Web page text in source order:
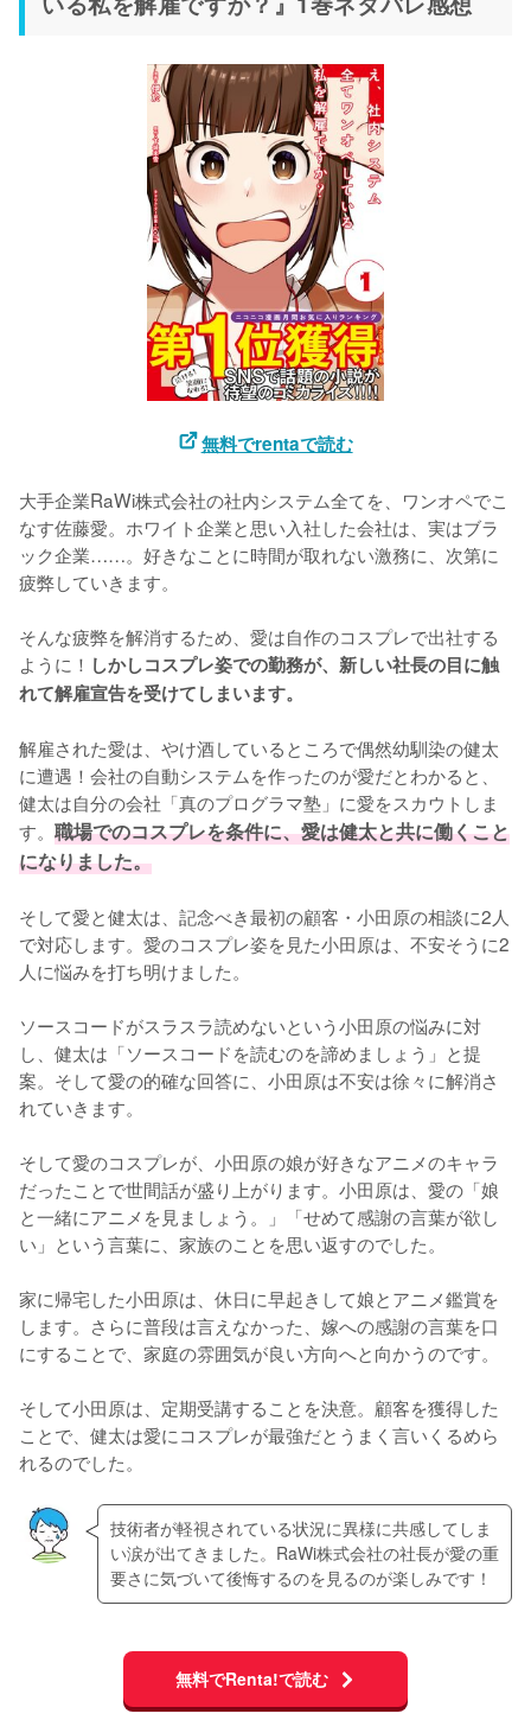
無料でrentaで読む
大手企業RaWi株式会社の社内システム全てを、ワンオペでこ
なす佐藤愛。ホワイト企業と思い入社した会社は、実はブラ
ック企業……。好きなことに時間が取れない激務に、次第に
疲弊していきます。
そんな疲弊を解消するため、愛は自作のコスプレで出社する
ように！ しかしコスプレ姿での勤務が、新しい社長の目に触
れて解雇宣告を受けてしまいます。
解雇された愛は、やけ酒しているところで偶然幼馴染の健太
に遭遇！会社の自動システムを作ったのが愛だとわかると、
健太は自分の会社「真のプログラマ塾」に愛をスカウトしま
す。 職場でのコスプレを条件に、愛は健太と共に働くこと
になりました。
そして愛と健太は、記念べき最初の顧客・小田原の相談に2人
で対応します。愛のコスプレ姿を見た小田原は、不安そうに2
人に悩みを打ち明けました。
ソースコードがスラスラ読めないという小田原の悩みに対
し、健太は「ソースコードを読むのを諦めましょう」と提
案。そして愛の的確な回答に、小田原は不安は徐々に解消さ
れていきます。
そして愛のコスプレが、小田原の娘が好きなアニメのキャラ
だったことで世間話が盛り上がります。小田原は、愛の「娘
と一緒にアニメを見ましょう。」「せめて感謝の言葉が欲し
い」という言葉に、家族のことを思い返すのでした。
家に帰宅した小田原は、休日に早起きして娘とアニメ鑑賞を
します。さらに普段は言えなかった、嫁への感謝の言葉を口
にすることで、家庭の雰囲気が良い方向へと向かうのです。
そして小田原は、定期受講することを決意。顧客を獲得した
ことで、健太は愛にコスプレが最強だとうまく言いくるめら
れるのでした。
技術者が軽視されている状況に異様に共感してしま
い涙が出てきました。RaWi株式会社の社長が愛の重
要さに気づいて後悔するのを見るのが楽しみです！
無料でRenta!で読む